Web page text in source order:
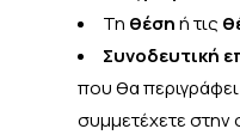
Τη θέσηή τις
Συνοδευτική
που θα
συμμετέχετε στην